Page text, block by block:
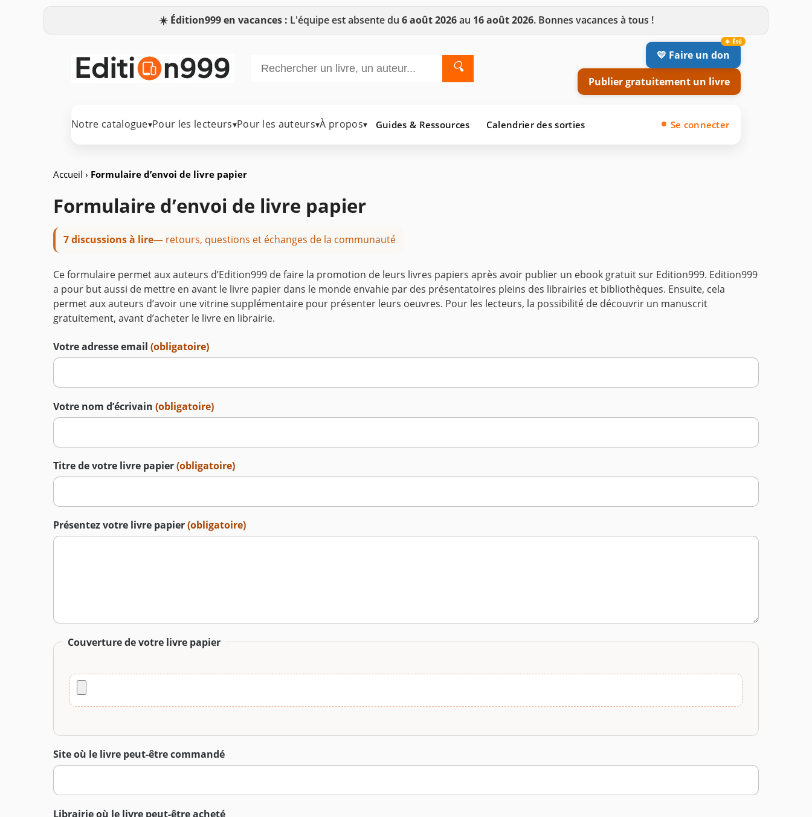
☀️ Édition999 en vacances : L'équipe est absente du 6 août 2026au 16 août 2026. Bonnes vacances à tous !
🔍
💛 Faire un don
Publier gratuitement un livre
Notre catalogue▾Pour les lecteurs▾Pour les auteurs▾À propos▾ Guides & Ressources Calendrier des sorties Se connecter
Accueil › Formulaire d’envoi de livre papier
Formulaire d’envoi de livre papier
7 discussions à lire— retours, questions et échanges de la communauté
Ce formulaire permet aux auteurs d’Edition999 de faire la promotion de leurs livres papiers après avoir publier un ebook gratuit sur Edition999. Edition999
a pour but aussi de mettre en avant le livre papier dans le monde envahie par des présentatoires pleins des librairies et bibliothèques. Ensuite, cela
permet aux auteurs d’avoir une vitrine supplémentaire pour présenter leurs oeuvres. Pour les lecteurs, la possibilité de découvrir un manuscrit
gratuitement, avant d’acheter le livre en librairie.
Votre adresse email (obligatoire)
Votre nom d’écrivain (obligatoire)
Titre de votre livre papier(obligatoire)
Présentez votre livre papier(obligatoire)
Couverture de votre livre papier
Site où le livre peut-être commandé
Librairie où le livre peut-être acheté